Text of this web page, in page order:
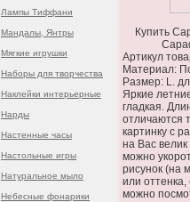
Лампы Тиффани
Мандалы, Янтры
Мягкие игрушки
Наборы для творчества
Наклейки интерьерные
Нарды
Настенные часы
Настольные игры
Натуральное мыло
Небесные фонарики
Купить
Артикул
Материал:
Размер: L.
Яркие
гладкая.
отличаются
картинку с
на Вас велик
можно
рисунок (на
или
можно